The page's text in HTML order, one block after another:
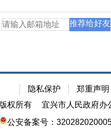
推荐给好友
隐私保护 郑重声明
权所有
宜兴市人民政府办
公安备案号：